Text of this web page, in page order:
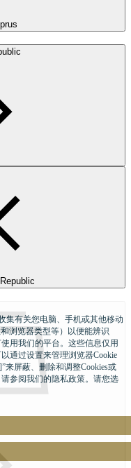
集有关您电脑、手机或其他移动
浏览器类型等）以便能辨识
用我们的平台。这些信息仅用
通过设置来管理浏览器Cookie
来屏蔽、删除和调整Cookies或
参阅我们的隐私政策。请您选